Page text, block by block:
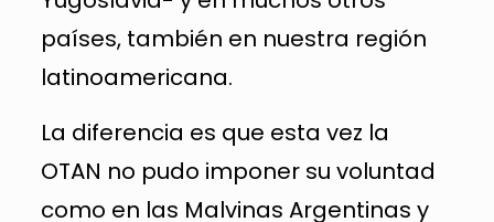
países, también en nuestra región
latinoamericana.
La diferencia es que esta vez la
OTAN no pudo imponer su voluntad
como en las Malvinas Argentinas y